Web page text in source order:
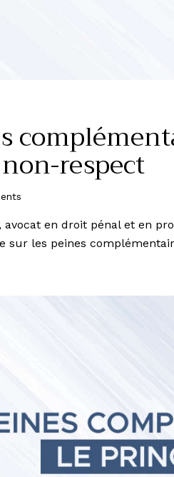
respect
avocat en droit pénal et en
sur les peines